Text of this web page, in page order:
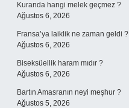
Kuranda hangi melek geçmez ?
Ağustos 6, 2026
Fransa’ya laiklik ne zaman geldi ?
Ağustos 6, 2026
Biseksüellik haram mıdır ?
Ağustos 6, 2026
Bartın Amasranın neyi meşhur ?
Ağustos 5, 2026